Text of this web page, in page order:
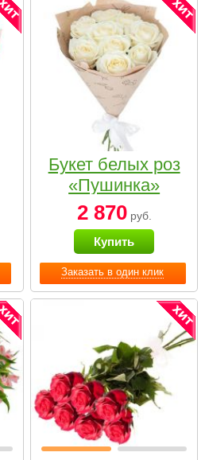
Заказать в один клик
Букет белых роз
«Пушинка»
2 870руб.
Купить